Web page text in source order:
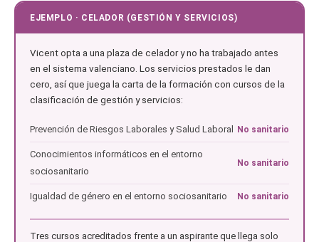
EJEMPLO · CELADOR (GESTIÓN Y SERVICIOS)
Vicent opta a una plaza de celador y no ha trabajado antes
en el sistema valenciano. Los servicios prestados le dan
cero, así que juega la carta de la formación con cursos de la
clasificación de gestión y servicios:
Prevención de Riesgos Laborales y Salud Laboral No sanitario
Conocimientos informáticos en el entorno
sociosanitario
No sanitario
Igualdad de género en el entorno sociosanitario No sanitario
Tres cursos acreditados frente a un aspirante que llega solo